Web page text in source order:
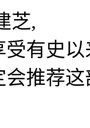
芝,
受有史
会推荐